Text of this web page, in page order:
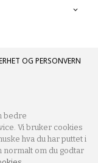
OG PERSONVERN
bedre
Vi bruker cookies
hva du har puttet i
normalt om du godtar